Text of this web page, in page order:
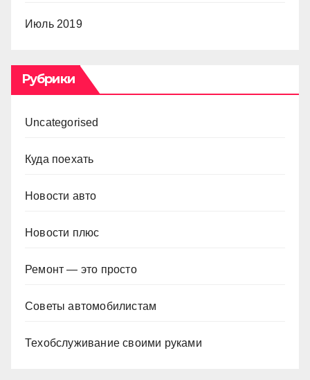
Июль 2019
Рубрики
Uncategorised
Куда поехать
Новости авто
Новости плюс
Ремонт — это просто
Советы автомобилистам
Техобслуживание своими руками